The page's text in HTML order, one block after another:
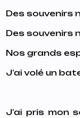
Des souvenirs
Des souvenirs
Nos grands
J’ai volé un
J’ai pris mon